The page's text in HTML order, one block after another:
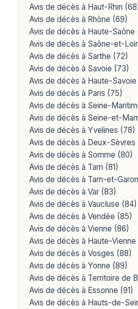
Avis de décès à Haut-Rhin
Avis de décès à Rhône (69)
Avis de décès à Haute-Saône
Avis de décès à Saône-et-
Avis de décès à Sarthe (72)
Avis de décès à Savoie (73)
Avis de décès à Haute-Savoie
Avis de décès à Paris (75)
Avis de décès à Seine-
Avis de décès à Seine-et-
Avis de décès à Yvelines (78)
Avis de décès à Deux-Sèvres
Avis de décès à Somme (80)
Avis de décès à Tarn (81)
Avis de décès à Tarn-et-
Avis de décès à Var (83)
Avis de décès à Vaucluse (84)
Avis de décès à Vendée (85)
Avis de décès à Vienne (86)
Avis de décès à Haute-Vienne
Avis de décès à Vosges (88)
Avis de décès à Yonne (89)
Avis de décès à Territoire de
Avis de décès à Essonne (91)
Avis de décès à Hauts-de-